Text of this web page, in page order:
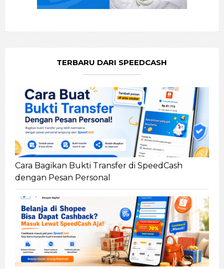
TERBARU DARI SPEEDCASH
Cara Bagikan Bukti Transfer di SpeedCash
dengan Pesan Personal